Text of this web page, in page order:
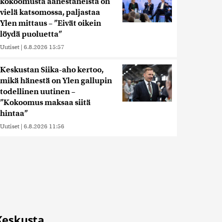
vielä katsomossa, paljastaa
Ylen mittaus – ”Eivät oikein
löydä puoluetta”
Uutiset | 6.8.2026 15:57
Keskustan Siika-aho kertoo,
mikä hänestä on Ylen gallupin
todellinen uutinen –
”Kokoomus maksaa siitä
hintaa”
Uutiset | 6.8.2026 11:56